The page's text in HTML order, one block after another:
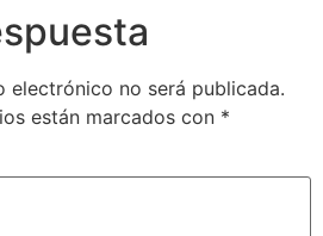
electrónico no será publicada.
están marcados con *